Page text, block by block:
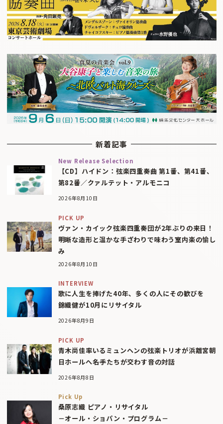
新着記事
New Release Selection
【CD】ハイドン：弦楽四重奏曲 第1番、第41番、
第82番／クァルテット・アルモニコ
2026年8月10日
PICK UP
ヴァン・カイック弦楽四重奏団が2年ぶりの来日！
明晰な造形と温かな手ざわりで味わう室内楽の愉し
み
2026年8月10日
INTERVIEW
歌に人生を捧げた40年、多くの人にその歓びを
錦織健が10月にリサイタル
2026年8月9日
PICK UP
青木尚佳率いるミュンヘンの弦楽トリオが浜離宮朝
日ホールへ――名手たちが交わす音の対話
2026年8月8日
Pick Up
桑原志織 ピアノ・リサイタル
－オール・ショパン・プログラム－